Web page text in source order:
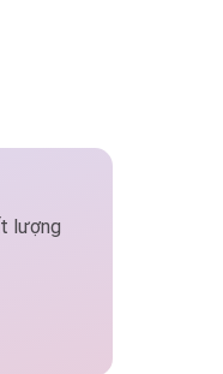
lượng